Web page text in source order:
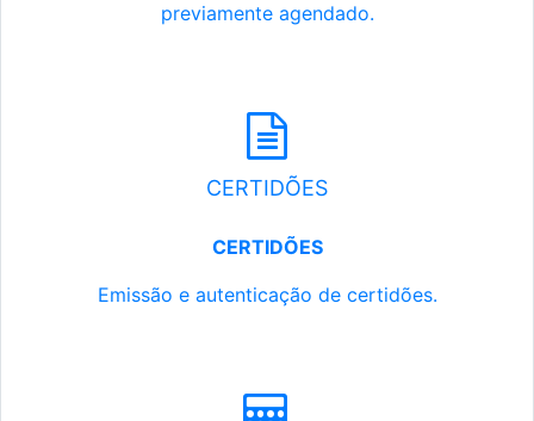
previamente agendado.
CERTIDÕES
CERTIDÕES
Emissão e autenticação de certidões.